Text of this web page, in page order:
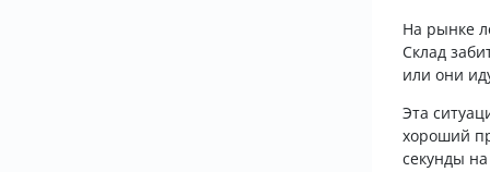
На рынке
Склад
или они
Эта
хороший
секунды